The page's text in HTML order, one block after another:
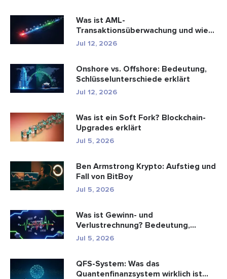
Was ist AML-
Transaktionsüberwachung und wie
funktioniert sie?
Jul 12, 2026
Onshore vs. Offshore: Bedeutung,
Schlüsselunterschiede erklärt
Jul 12, 2026
Was ist ein Soft Fork? Blockchain-
Upgrades erklärt
Jul 5, 2026
Ben Armstrong Krypto: Aufstieg und
Fall von BitBoy
Jul 5, 2026
Was ist Gewinn- und
Verlustrechnung? Bedeutung,
Formel und Berechn...
Jul 5, 2026
QFS-System: Was das
Quantenfinanzsystem wirklich ist